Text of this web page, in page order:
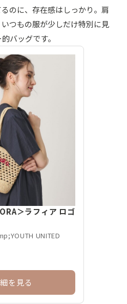
のに、存在感はしっかり。肩
つもの服が少しだけ特別に見
バッグです。
＞ラフィア ロゴ
UNITED
を見る